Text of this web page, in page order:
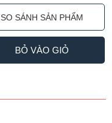
SO SÁNH SẢN PHẨM
BỎ VÀO GIỎ